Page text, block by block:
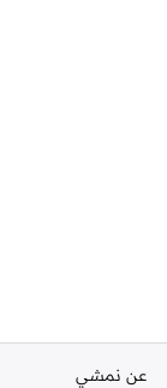
عن نمشي